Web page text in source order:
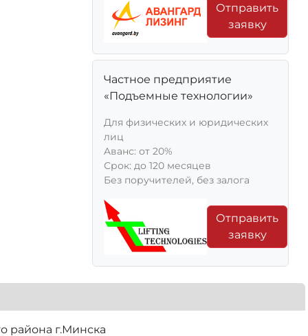
Отправить
заявку
Частное предприятие
«Подъемные технологии»
Для физических и юридических
лиц
Aванс: от 20%
Срок: до 120 месяцев
Без поручителей, без залога
Отправить
заявку
района г.Минска